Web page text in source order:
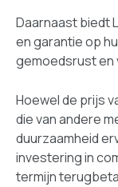
Daarnaast biedt
en garantie op
gemoedsrust en
Hoewel de prijs
die van andere
duurzaamheid
investering in
termijn